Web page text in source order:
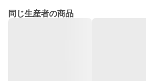
同じ生産者の商品